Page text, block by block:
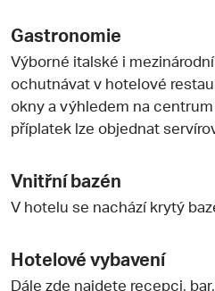
Gastronomie
Výborné italské i
ochutnávat v hotelové
okny a výhledem na centrum
příplatek lze objednat
Vnitřní bazén
V hotelu se nachází krytý
Hotelové vybavení
Dále zde najdete recepci,